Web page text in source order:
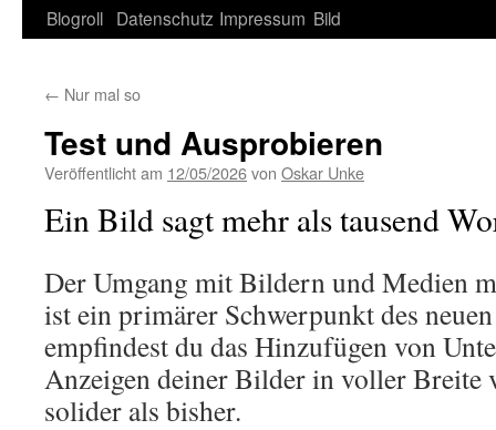
Blogroll Datenschutz Impressum Bild
← Nur mal so
Test und Ausprobieren
Veröffentlicht am 12/05/2026von Oskar Unke
Ein Bild sagt mehr als tausend
Der Umgang mit Bildern und Medien
ist ein primärer Schwerpunkt des
empfindest du das Hinzufügen von
Anzeigen deiner Bilder in voller Breite
solider als bisher.